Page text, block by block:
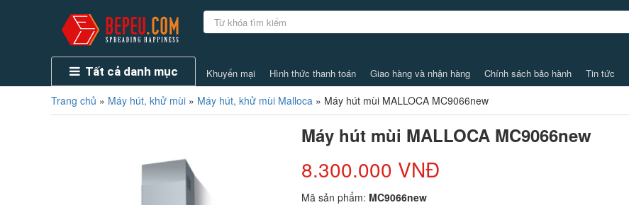
Tất cả danh mục Khuyến mại Hình thức thanh toán Giao hàng và nhận hàng Chính sách bảo hành Tin tức
Trang chủ » Máy hút, khử mùi » Máy hút, khử mùi Malloca » Máy hút mùi MALLOCA MC9066new
Máy hút mùi MALLOCA MC9066new
8.300.000 VNĐ
Mã sản phẩm: MC9066new